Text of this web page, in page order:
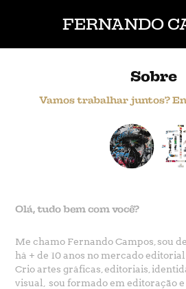
FERNANDO
Sobre
Vamos trabalhar juntos?
Olá, tudo bem com você?
Me chamo Fernando Campos, sou
há + de 10 anos no mercado
Crio artes gráficas, editoriais,
visual,sou formado em editoração